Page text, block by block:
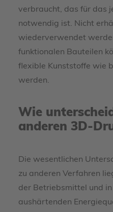
verbraucht, das für das
notwendig ist. Nicht
wiederverwendet
funktionalen Bauteilen
flexible Kunststoffe wie
werden.
Wie
anderen 3D-
Die wesentlichen
zu anderen Verfahren
der Betriebsmittel und
aushärtenden